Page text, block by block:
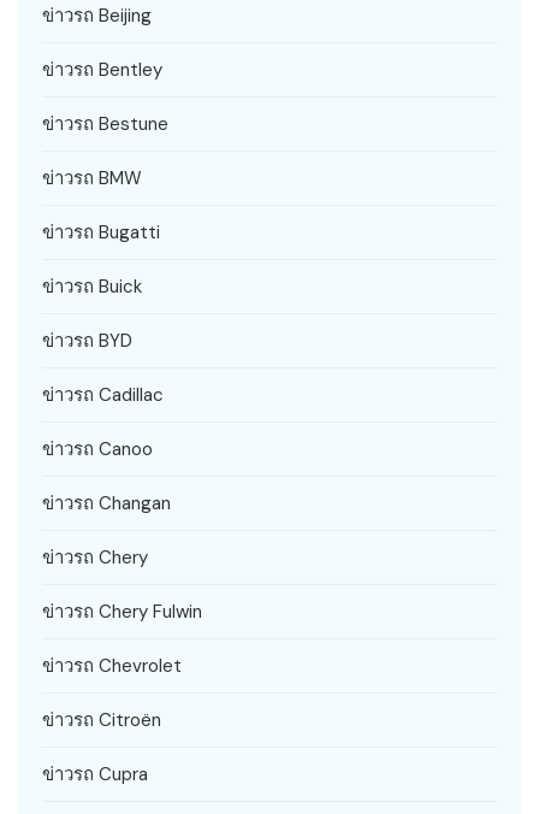
ข่าวรถ Beijing
ข่าวรถ Bentley
ข่าวรถ Bestune
ข่าวรถ BMW
ข่าวรถ Bugatti
ข่าวรถ Buick
ข่าวรถ BYD
ข่าวรถ Cadillac
ข่าวรถ Canoo
ข่าวรถ Changan
ข่าวรถ Chery
ข่าวรถ Chery Fulwin
ข่าวรถ Chevrolet
ข่าวรถ Citroën
ข่าวรถ Cupra